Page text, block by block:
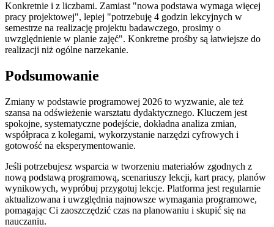
Konkretnie i z liczbami. Zamiast "nowa podstawa wymaga więcej
pracy projektowej", lepiej "potrzebuję 4 godzin lekcyjnych w
semestrze na realizację projektu badawczego, prosimy o
uwzględnienie w planie zajęć". Konkretne prośby są łatwiejsze do
realizacji niż ogólne narzekanie.
Podsumowanie
Zmiany w podstawie programowej 2026 to wyzwanie, ale też
szansa na odświeżenie warsztatu dydaktycznego. Kluczem jest
spokojne, systematyczne podejście, dokładna analiza zmian,
współpraca z kolegami, wykorzystanie narzędzi cyfrowych i
gotowość na eksperymentowanie.
Jeśli potrzebujesz wsparcia w tworzeniu materiałów zgodnych z
nową podstawą programową, scenariuszy lekcji, kart pracy, planów
wynikowych, wypróbuj przygotuj lekcje. Platforma jest regularnie
aktualizowana i uwzględnia najnowsze wymagania programowe,
pomagając Ci zaoszczędzić czas na planowaniu i skupić się na
nauczaniu.